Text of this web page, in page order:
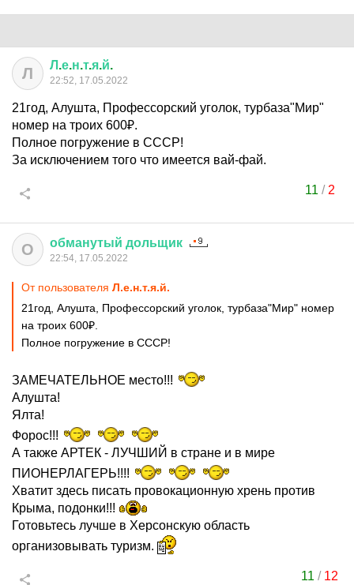
Л Л .е.н.т.я.й.
22:52, 17.05.2022
21год, Алушта, Профессорский уголок, турбаза"Мир"
номер на троих 600₽.
Полное погружение в СССР!
За исключением того что имеется вай-фай.
11 / 2
О обманутый дольщик
22:54, 17.05.2022
От пользователя Л.е.н.т.я.й.
21год, Алушта, Профессорский уголок, турбаза"Мир" номер
на троих 600₽.
Полное погружение в СССР!
ЗАМЕЧАТЕЛЬНОЕ место!!!
Алушта!
Ялта!
Форос!!!
А также АРТЕК - ЛУЧШИЙ в стране и в мире
ПИОНЕРЛАГЕРЬ!!!!
Хватит здесь писать провокационную хрень против
Крыма, подонки!!!
Готовьтесь лучше в Херсонскую область
организовывать туризм.
11 / 12